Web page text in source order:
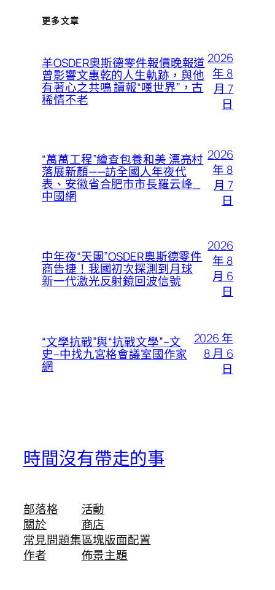
更多文章
羊OSDER奧斯德零件報價晚報道
曾影響文惠乾的人生軌跡，與他
有著心之共鳴 讀報“嘆世界”，古
稀情不老
2026
年 8
月 7
日
“萬萬工程”繪查包養和美 漂亮村
落展新顏——訪全國人年夜代
表、安徽省合肥市市長羅云峰_
中國網
2026
年 8
月 7
日
中年夜“天團”OSDER奧斯德零件
商告捷！我國初次探測到月球
新一代激光反射鏡回波信號
2026
年 8
月 6
日
“文學抗戰”與“抗戰文學”–文
史–中找九宮格會議室國作家
網
2026 年
8 月 6
日
時間沒有帶走的事
部落格
關於
常見問題集
作者
活動
商店
區塊版面配置
佈景主題